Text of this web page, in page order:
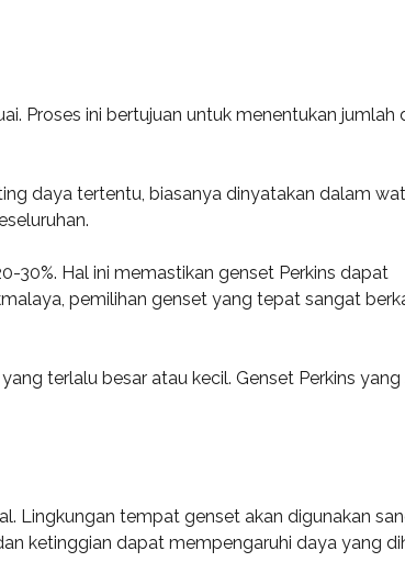
Proses ini bertujuan untuk menentukan jumlah
daya tertentu, biasanya dinyatakan dalam
30%. Hal ini memastikan genset Perkins dapat
pemilihan genset yang tepat sangat
terlalu besar atau kecil. Genset Perkins yang
Lingkungan tempat genset akan digunakan
ketinggian dapat mempengaruhi daya yang